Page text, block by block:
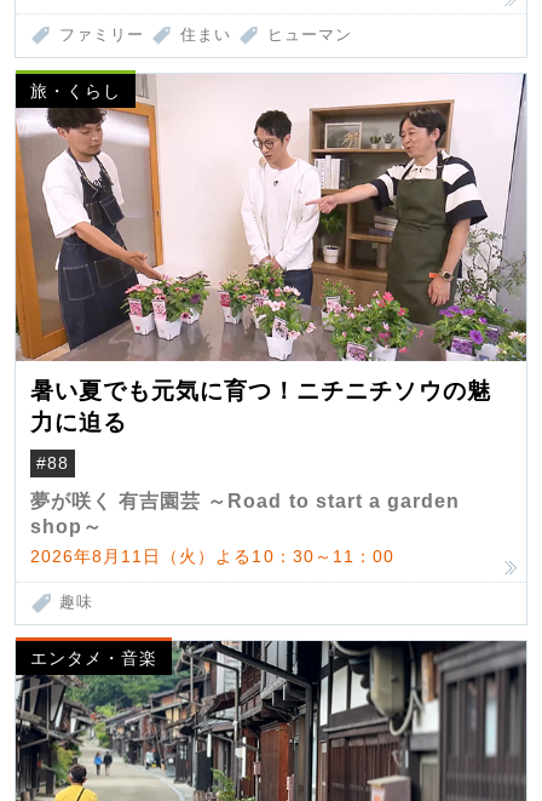
ファミリー 住まい ヒューマン
旅・くらし
暑い夏でも元気に育つ！ニチニチソウの魅
力に迫る
#88
夢が咲く 有吉園芸 ～Road to start a garden
shop～
2026年8月11日（火）よる10：30～11：00
趣味
エンタメ・音楽